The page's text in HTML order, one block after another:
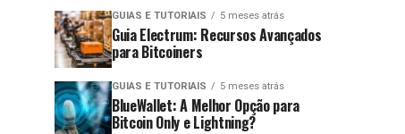
GUIAS E TUTORIAIS 5 meses atrás
Guia Electrum: Recursos Avançados
para Bitcoiners
GUIAS E TUTORIAIS 5 meses atrás
BlueWallet: A Melhor Opção para
Bitcoin Only e Lightning?